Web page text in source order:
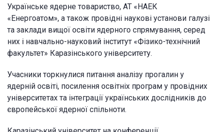
Українське ядерне товариство, АТ «НАЕК
«Енергоатом», а також провідні наукові установи галузі
та заклади вищої освіти ядерного спрямування, серед
них і навчально-науковий інститут «Фізико-технічний
факультет» Каразінського університету.
Учасники торкнулися питання аналізу прогалин у
ядерній освіті, посилення освітніх програм у провідних
університетах та інтеграції українських дослідників до
європейської ядерної спільноти.